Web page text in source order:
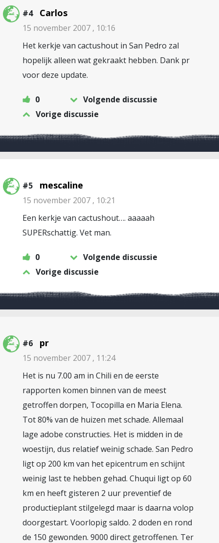
#4 Carlos
15 november 2007 , 10:16
Het kerkje van cactushout in San Pedro zal
hopelijk alleen wat gekraakt hebben. Dank pr
voor deze update.
0
Volgende discussie
Vorige discussie
#5 mescaline
15 november 2007 , 10:21
Een kerkje van cactushout…. aaaaah
SUPERschattig. Vet man.
0
Volgende discussie
Vorige discussie
#6 pr
15 november 2007 , 11:24
Het is nu 7.00 am in Chili en de eerste
rapporten komen binnen van de meest
getroffen dorpen, Tocopilla en Maria Elena.
Tot 80% van de huizen met schade. Allemaal
lage adobe constructies. Het is midden in de
woestijn, dus relatief weinig schade. San Pedro
ligt op 200 km van het epicentrum en schijnt
weinig last te hebben gehad. Chuqui ligt op 60
km en heeft gisteren 2 uur preventief de
productieplant stilgelegd maar is daarna volop
doorgestart. Voorlopig saldo. 2 doden en rond
de 150 gewonden. 9000 direct getroffenen. Ter